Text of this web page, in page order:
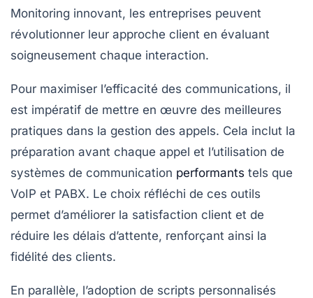
Monitoring innovant, les entreprises peuvent
révolutionner leur approche client en évaluant
soigneusement chaque interaction.
Pour maximiser l’efficacité des communications, il
est impératif de mettre en œuvre des meilleures
pratiques dans la gestion des appels. Cela inclut la
préparation avant chaque appel et l’utilisation de
systèmes de communication performants tels que
VoIP et PABX. Le choix réfléchi de ces outils
permet d’améliorer la satisfaction client et de
réduire les délais d’attente, renforçant ainsi la
fidélité des clients.
En parallèle, l’adoption de scripts personnalisés